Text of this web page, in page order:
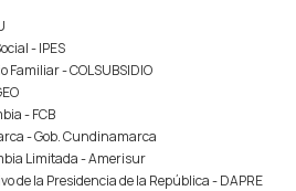
- IPES
Familiar - COLSUBSIDIO
- FCB
- Gob. Cundinamarca
Limitada - Amerisur
de la Presidencia de la República - DAPRE